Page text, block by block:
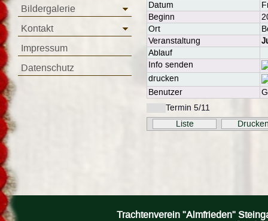
Trachtenverein "Almfrieden"
Bildergalerie
Kontakt
Impressum
Datenschutz
Datum
Beginn
Ort
Veranstaltung
Ablauf
Info senden
drucken
Benutzer
Termin 5/11
Liste